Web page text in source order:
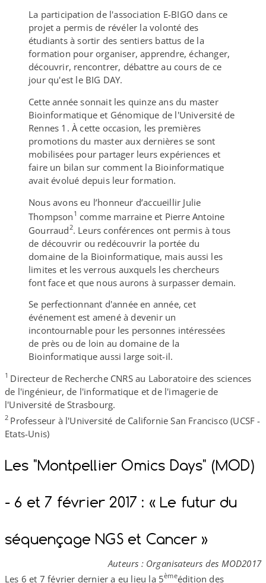
La participation de l'association E-​BIGO dans ce
projet a permis de révéler la volonté des
étudiants à sortir des sentiers battus de la
formation pour organiser, apprendre, échanger,
découvrir, rencontrer, débattre au cours de ce
jour qu'est le BIG DAY.
Cette année sonnait les quinze ans du master
Bioinformatique et Génomique de l'Université de
Rennes 1. À cette occasion, les premières
promotions du master aux dernièresse sont
mobilisées pour partager leurs expériences et
faire un bilan sur comment la Bioinformatique
avait évolué depuis leur formation.
Nous avons eu l’honneur d’accueillir Julie
Thompson 1 comme marraine et Pierre Antoine
Gourraud2. Leurs conférences ont permis à tous
de découvrir ou redécouvrir la portée du
domaine de la Bioinformatique, mais aussi les
limites et les verrous auxquels les chercheurs
font face et que nous aurons à surpasser demain.
Se perfectionnant d'année en année, cet
événement est amené à devenir un
incontournable pour les personnes intéressées
de près ou de loin au domaine de la
Bioinformatique aussi large soit-​il.
1 Directeur de Recherche CNRS au Laboratoire des sciences
de l'ingénieur, de l'informatique et de l'imagerie de
l'Université de Strasbourg.
2 Professeur à l'Université de Californie San Francisco (UCSF -
Etats-​Unis)
Les "Montpellier Omics Days" (MOD)
- 6 et 7 février 2017 : « Le futur du
séquençage NGS et Cancer »
Auteurs : Organisateurs des MOD2017
Les 6 et 7 février dernier a eu lieu la 5èmeédition des